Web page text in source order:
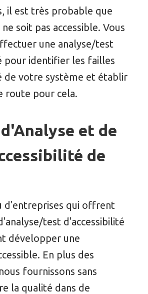
il est très probable que
soit pas accessible. Vous
une analyse/test
pour identifier les failles
de votre système et établir
route pour cela.
et de
de
d'entreprises qui offrent
test d'accessibilité
développer une
En plus des
fournissons sans
la qualité dans de